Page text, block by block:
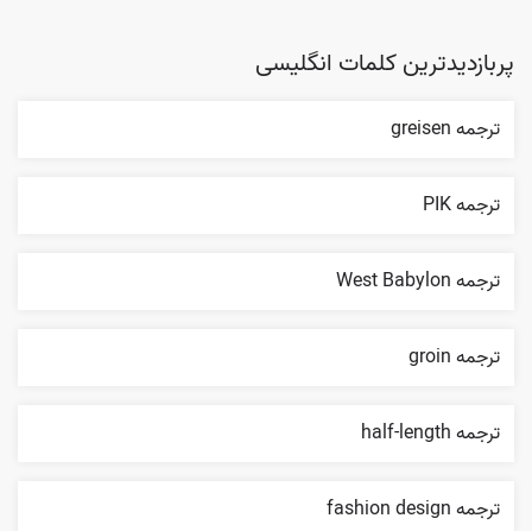
پربازدیدترین کلمات انگلیسی
ترجمه greisen
ترجمه PIK
ترجمه West Babylon
ترجمه groin
ترجمه half-length
ترجمه fashion design